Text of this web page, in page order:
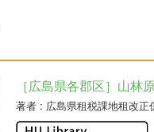
［広島県各郡区］山
著者 : 広島県租税課地租改正